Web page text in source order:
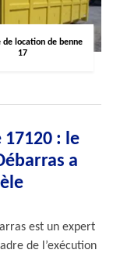
de location de benne
17
: le
a
est un expert
de l’exécution